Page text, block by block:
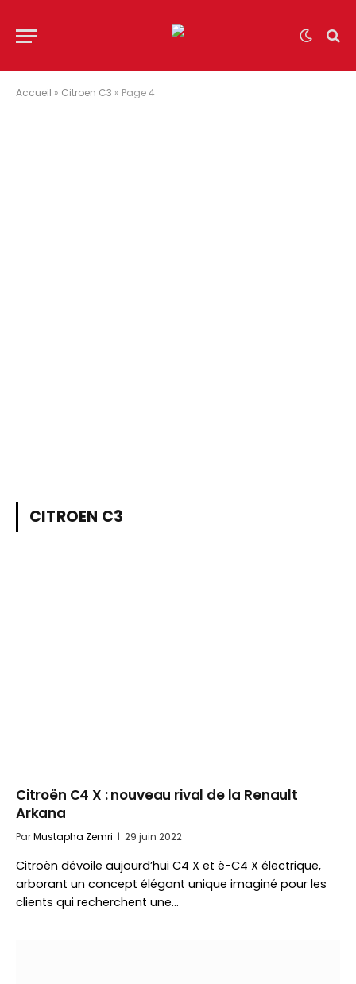
Accueil » Citroen C3 » Page 4
CITROEN C3
Citroën C4 X : nouveau rival de la Renault
Arkana
ParMustapha Zemri 29 juin 2022
Citroën dévoile aujourd’hui C4 X et ë-C4 X électrique,
arborant un concept élégant unique imaginé pour les
clients qui recherchent une…